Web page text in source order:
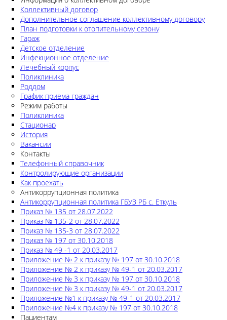
Коллективный договор
Дополнительное соглашение коллективному договору
План подготовки к отопительному сезону
Гараж
Детское отделение
Инфекционное отделение
Лечебный корпус
Поликлиника
Роддом
График приема граждан
Режим работы
Поликлиника
Стационар
История
Вакансии
Контакты
Телефонный справочник
Контролирующие организации
Как проехать
Антикоррупционная политика
Антикоррупционная политика ГБУЗ РБ с. Еткуль
Приказ № 135 от 28.07.2022
Приказ № 135-2 от 28.07.2022
Приказ № 135-3 от 28.07.2022
Приказ № 197 от 30.10.2018
Приказ № 49 -1 от 20.03.2017
Приложение № 2 к приказу № 197 от 30.10.2018
Приложение № 2 к приказу № 49-1 от 20.03.2017
Приложение № 3 к приказу № 197 от 30.10.2018
Приложение № 3 к приказу № 49-1 от 20.03.2017
Приложение №1 к приказу № 49-1 от 20.03.2017
Приложение №4 к приказу № 197 от 30.10.2018
Пациентам